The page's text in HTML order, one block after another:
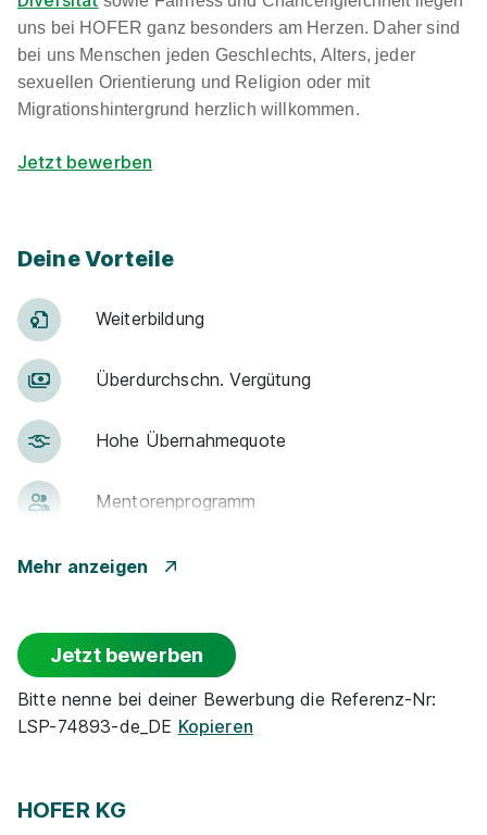
uns bei HOFER ganz besonders am Herzen. Daher sind
bei uns Menschen jeden Geschlechts, Alters, jeder
sexuellen Orientierung und Religion oder mit
Migrationshintergrund herzlich willkommen.
Jetzt bewerben
Deine Vorteile
Weiter­bildung
Über­durch­schn. Ver­gü­tung
Hohe Über­nah­me­quote
Men­to­ren­pro­gramm
Betr. Alters­vor­sorge
Rabatte
Ge­sund­heits­maß­nah­men
Mehr anzeigen
Jetzt bewerben
Bitte nenne bei deiner Bewerbung die Referenz-Nr:
LSP-74893-de_DE Kopieren
HOFER KG